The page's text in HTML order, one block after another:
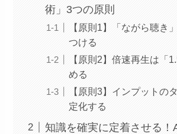
術」3つの原則
【原則1】「ながら聴き
つける
【原則2】倍速再生は「
める
【原則3】インプットの
定化する
知識を確実に定着させる！